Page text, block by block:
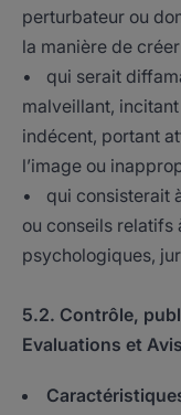
perturbateur ou
la manière de
• qui serait
malveillant,
indécent, portant
l’image ou
• qui consisterait
ou conseils relatifs
psychologiques,
5.2. Contrôle,
Evaluations et Avis